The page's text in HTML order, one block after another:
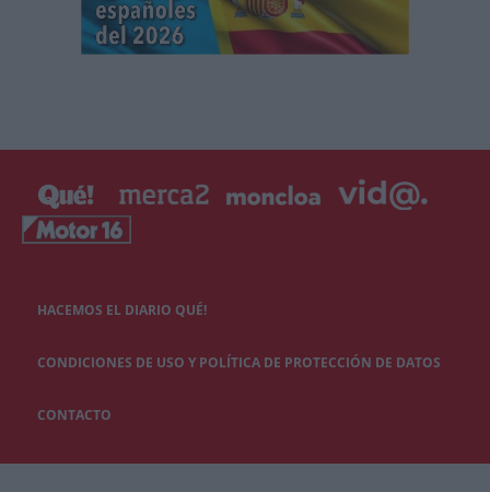
HACEMOS EL DIARIO QUÉ!
CONDICIONES DE USO Y POLÍTICA DE PROTECCIÓN DE DATOS
CONTACTO